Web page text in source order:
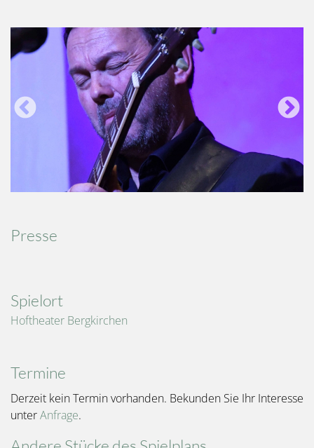
Presse
Spielort
Hoftheater Bergkirchen
Termine
Derzeit kein Termin vorhanden. Bekunden Sie Ihr Interesse
unterAnfrage.